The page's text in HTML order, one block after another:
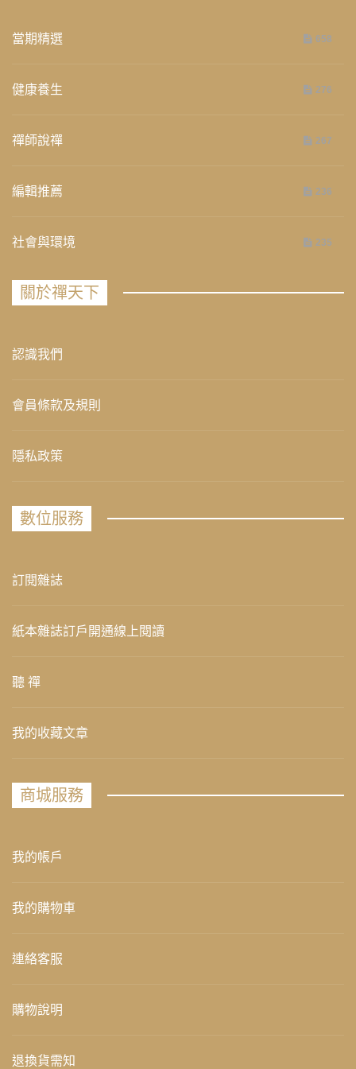
當期精選 658
健康養生 276
禪師說禪 267
編輯推薦 236
社會與環境 235
關於禪天下
認識我們
會員條款及規則
隱私政策
數位服務
訂閱雜誌
紙本雜誌訂戶開通線上閱讀
聽 禪
我的收藏文章
商城服務
我的帳戶
我的購物車
連絡客服
購物說明
退換貨需知